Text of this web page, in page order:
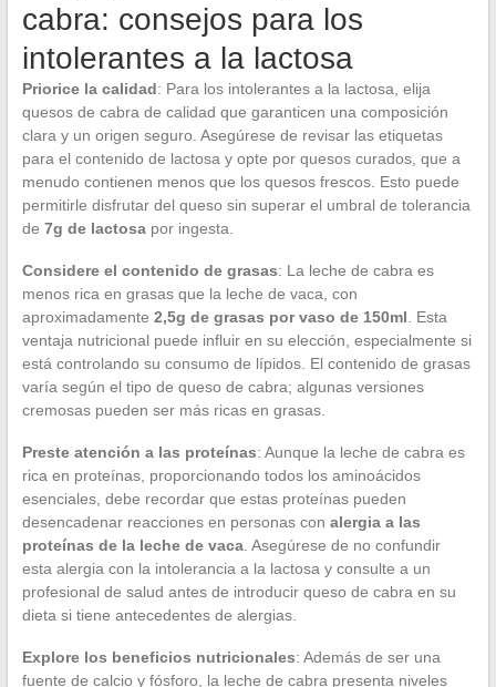
cabra: consejos para los
intolerantes a la lactosa
Priorice la calidad: Para los intolerantes a la lactosa, elija
quesos de cabra de calidad que garanticen una composición
clara y un origen seguro. Asegúrese de revisar las etiquetas
para el contenido de lactosa y opte por quesos curados, que a
menudo contienen menos que los quesos frescos. Esto puede
permitirle disfrutar del queso sin superar el umbral de tolerancia
de 7g de lactosapor ingesta.
Considere el contenido de grasas: La leche de cabra es
menos rica en grasas que la leche de vaca, con
aproximadamente 2,5g de grasas por vaso de 150ml. Esta
ventaja nutricional puede influir en su elección, especialmente si
está controlando su consumo de lípidos. El contenido de grasas
varía según el tipo de queso de cabra; algunas versiones
cremosas pueden ser más ricas en grasas.
Preste atención a las proteínas: Aunque la leche de cabra es
rica en proteínas, proporcionando todos los aminoácidos
esenciales, debe recordar que estas proteínas pueden
desencadenar reacciones en personas con alergia a las
proteínas de la leche de vaca. Asegúrese de no confundir
esta alergia con la intolerancia a la lactosa y consulte a un
profesional de salud antes de introducir queso de cabra en su
dieta si tiene antecedentes de alergias.
Explore los beneficios nutricionales: Además de ser una
fuente de calcio y fósforo, la leche de cabra presenta niveles